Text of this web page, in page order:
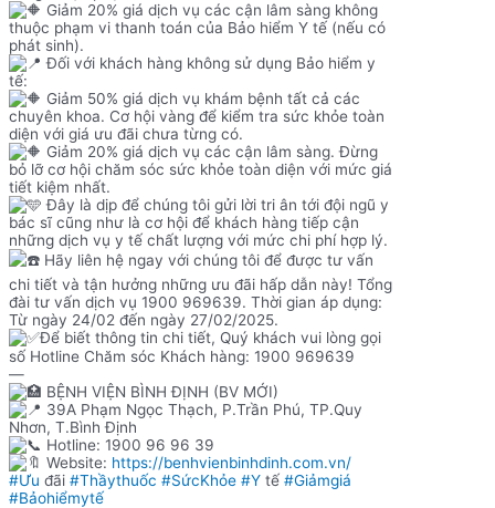
Giảm 20% giá dịch vụ các cận lâm sàng không
thuộc phạm vi thanh toán của Bảo hiểm Y tế (nếu có
phát sinh).
Đối với khách hàng không sử dụng Bảo hiểm y
tế:
Giảm 50% giá dịch vụ khám bệnh tất cả các
chuyên khoa. Cơ hội vàng để kiểm tra sức khỏe toàn
diện với giá ưu đãi chưa từng có.
Giảm 20% giá dịch vụ các cận lâm sàng. Đừng
bỏ lỡ cơ hội chăm sóc sức khỏe toàn diện với mức giá
tiết kiệm nhất.
Đây là dịp để chúng tôi gửi lời tri ân tới đội ngũ y
bác sĩ cũng như là cơ hội để khách hàng tiếp cận
những dịch vụ y tế chất lượng với mức chi phí hợp lý.
Hãy liên hệ ngay với chúng tôi để được tư vấn
chi tiết và tận hưởng những ưu đãi hấp dẫn này! Tổng
đài tư vấn dịch vụ 1900 969639. Thời gian áp dụng:
Từ ngày 24/02 đến ngày 27/02/2025.
Để biết thông tin chi tiết, Quý khách vui lòng gọi
số Hotline Chăm sóc Khách hàng: 1900 969639
—
BỆNH VIỆN BÌNH ĐỊNH (BV MỚI)
39A Phạm Ngọc Thạch, P.Trần Phú, TP.Quy
Nhơn, T.Bình Định
Hotline: 1900 96 96 39
Website: https://benhvienbinhdinh.com.vn/
#Ưu đãi #Thầythuốc #SứcKhỏe #Y tế #Giảmgiá
#Bảohiểmytế